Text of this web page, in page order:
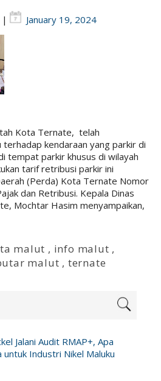
| January 19, 2024
Kota Ternate, telah
kendaraan yang parkir di
tempat parkir khusus di wilayah
tarif retribusi parkir ini
(Perda) Kota Ternate Nomor
dan Retribusi. Kepala Dinas
Mochtar Hasim menyampaikan,
malut , info malut ,
malut , ternate
Jalani Audit RMAP+, Apa
untuk Industri Nikel Maluku